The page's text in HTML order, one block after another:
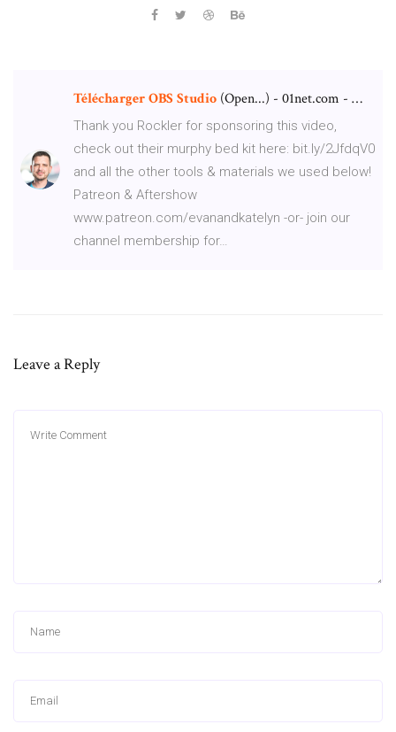
TéléchargerOBS Studio (Open...) - 01net.com - …
Thank you Rockler for sponsoring this video,
check out their murphy bed kit here: bit.ly/2JfdqV0
and all the other tools & materials we used below!
Patreon & Aftershow
www.patreon.com/evanandkatelyn -or- join our
channel membership for…
Leave a Reply